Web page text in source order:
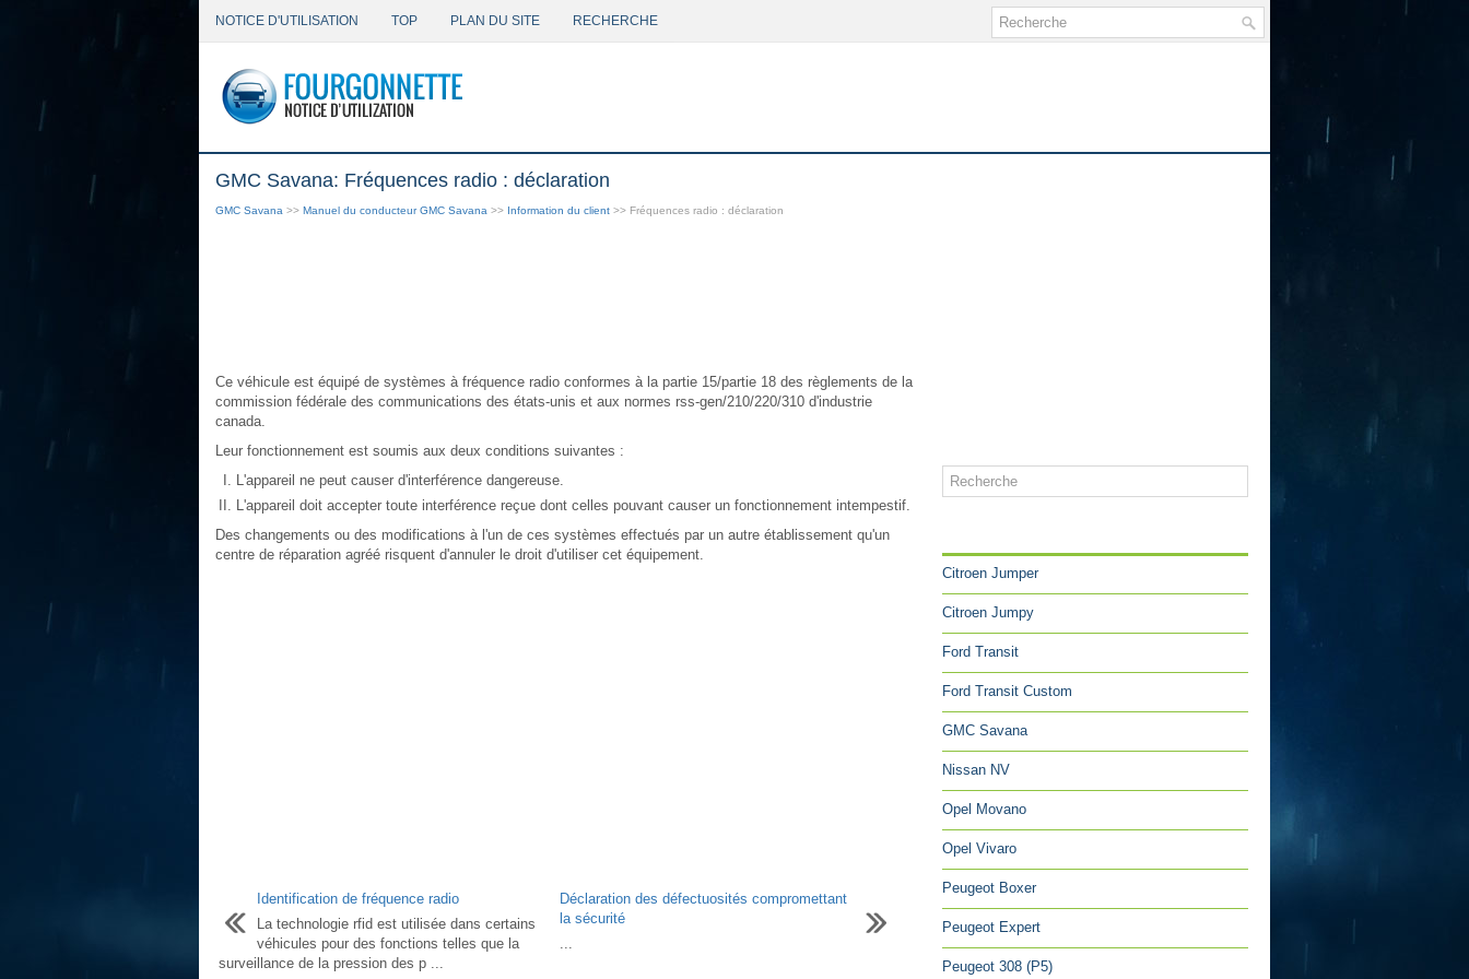
NOTICE D'UTILISATION TOP PLAN DU SITE RECHERCHE
GMC Savana: Fréquences radio : déclaration
GMC Savana >> Manuel du conducteur GMC Savana >> Information du client >> Fréquences radio : déclaration
Ce véhicule est équipé de systèmes à fréquence radio conformes à la partie 15/partie 18 des règlements de la
commission fédérale des communications des états-unis et aux normes rss-gen/210/220/310 d'industrie
canada.
Leur fonctionnement est soumis aux deux conditions suivantes :
L'appareil ne peut causer d'interférence dangereuse.
L'appareil doit accepter toute interférence reçue dont celles pouvant causer un fonctionnement intempestif.
Des changements ou des modifications à l'un de ces systèmes effectués par un autre établissement qu'un
centre de réparation agréé risquent d'annuler le droit d'utiliser cet équipement.
Identification de fréquence radio
La technologie rfid est utilisée dans certains
véhicules pour des fonctions telles que la
surveillance de la pression des p ...
Déclaration des défectuosités compromettant
la sécurité
...
Citroen Jumper
Citroen Jumpy
Ford Transit
Ford Transit Custom
GMC Savana
Nissan NV
Opel Movano
Opel Vivaro
Peugeot Boxer
Peugeot Expert
Peugeot 308 (P5)